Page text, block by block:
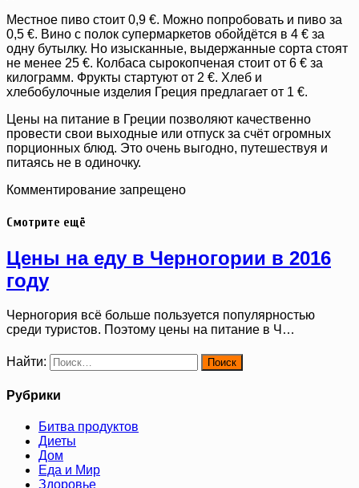
Местное пиво стоит 0,9 €. Можно попробовать и пиво за
0,5 €. Вино с полок супермаркетов обойдётся в 4 € за
одну бутылку. Но изысканные, выдержанные сорта стоят
не менее 25 €. Колбаса сырокопченая стоит от 6 € за
килограмм. Фрукты стартуют от 2 €. Хлеб и
хлебобулочные изделия Греция предлагает от 1 €.
Цены на питание в Греции позволяют качественно
провести свои выходные или отпуск за счёт огромных
порционных блюд. Это очень выгодно, путешествуя и
питаясь не в одиночку.
Комментирование запрещено
Смотрите ещё
Цены на еду в Черногории в 2016
году
Черногория всё больше пользуется популярностью
среди туристов. Поэтому цены на питание в Ч…
Найти:
Рубрики
Битва продуктов
Диеты
Дом
Еда и Мир
Здоровье